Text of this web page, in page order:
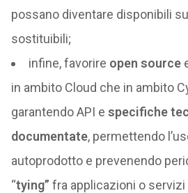
possano diventare disponibili
sostituibili;
infine, favorire open source
in ambito Cloud che in ambito
garantendo API e specifiche
documentate, permettendo
autoprodotto e prevenendo
“tying” fra applicazioni o